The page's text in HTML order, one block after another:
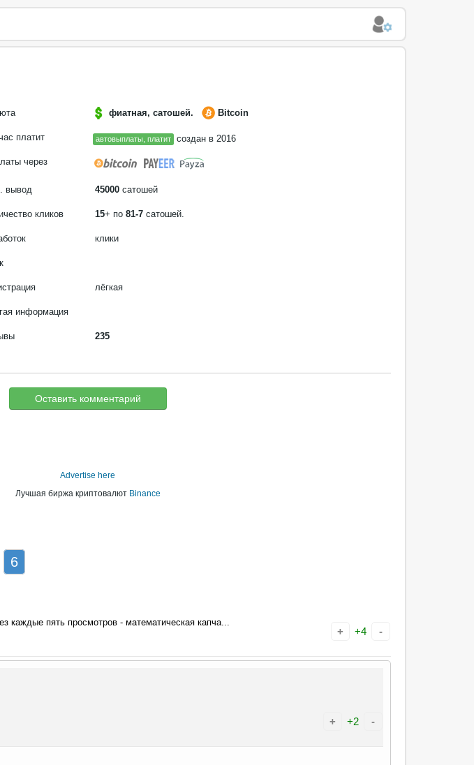
фиатная, сатошей. Bitcoin
платит автовыплаты, платит создан в 2016
через
вывод 45000 сатошей
кликов 15+ по 81-7 сатошей.
клики
лёгкая
информация
235
Оставить комментарий
Advertise here
Лучшая биржа криптовалют Binance
6
каждые пять просмотров - математическая капча...
+ +4 -
+ +2 -